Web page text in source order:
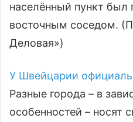
населённый пункт был
восточным соседом.
Деловая»)
У Швейцарии
Разные города – в
особенностей – носят